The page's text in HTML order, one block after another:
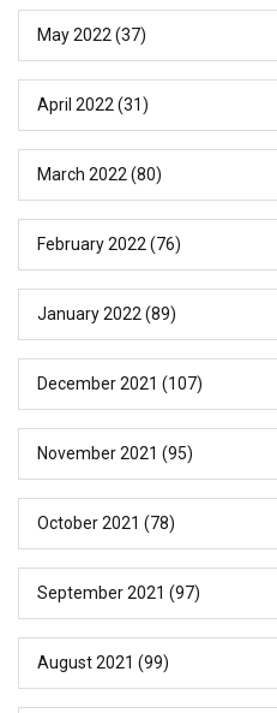
May 2022 (37)
April 2022 (31)
March 2022 (80)
February 2022 (76)
January 2022 (89)
December 2021 (107)
November 2021 (95)
October 2021 (78)
September 2021 (97)
August 2021 (99)